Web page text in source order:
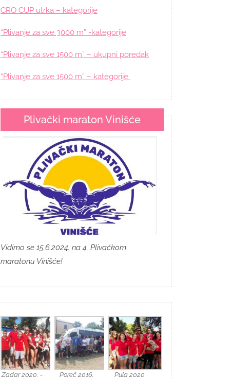
CRO CUP utrka – kategorije
“Plivanje za sve 3000 m” -kategorije
“Plivanje za sve 1500 m” – ukupni poredak
“Plivanje za sve 1500 m” – kategorije
Plivački maraton Vinišće
Vidimo se 15.6.2024. na 4. Plivačkom
maratonu Vinišće!
Zadar 2020. –
Poreč 2016. Pula 2020.